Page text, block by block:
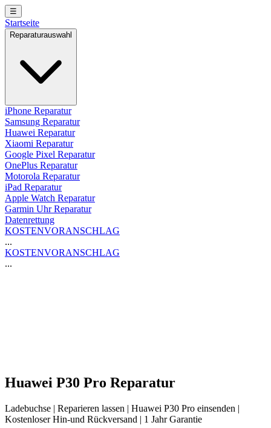
☰
Startseite
Reparaturauswahl
iPhone Reparatur
Samsung Reparatur
Huawei Reparatur
Xiaomi Reparatur
Google Pixel Reparatur
OnePlus Reparatur
Motorola Reparatur
iPad Reparatur
Apple Watch Reparatur
Garmin Uhr Reparatur
Datenrettung
KOSTENVORANSCHLAG
...
KOSTENVORANSCHLAG
...
Huawei P30 Pro Reparatur
Ladebuchse | Reparieren lassen | Huawei P30 Pro einsenden |
Kostenloser Hin-und Rückversand | 1 Jahr Garantie